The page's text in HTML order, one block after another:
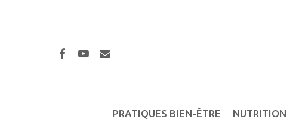
facebookyoutube
email
PRATIQUES BIEN-ÊTRE NUTRITION